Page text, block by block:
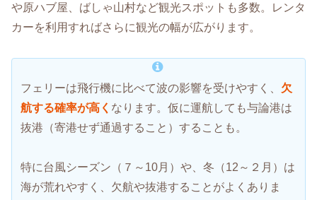
や原ハブ屋、ばしゃ山村など観光スポットも多数。レンタ
カーを利用すればさらに観光の幅が広がります。
フェリーは飛行機に比べて波の影響を受けやすく、 欠
航する確率が高く なります。仮に運航しても与論港は
抜港（寄港せず通過すること）することも。
特に台風シーズン（７～10月）や、冬（12～２月）は
海が荒れやすく、欠航や抜港することがよくありま